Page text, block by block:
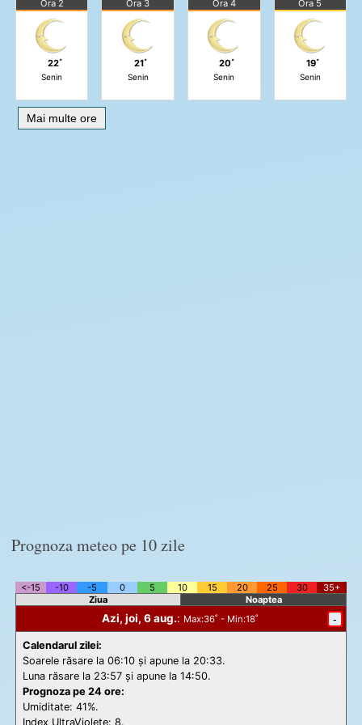
Ora 2
22˚
Senin
Ora 3
21˚
Senin
Ora 4
20˚
Senin
Ora 5
19˚
Senin
Mai multe ore
Prognoza meteo pe 10 zile
<-15 -10 -5 0 5 10 15 20 25 30
35+
Ziua
Noaptea
Azi, joi, 6 aug.: Max:36˚ - Min:18˚ -
Calendarul zilei:
Soarele răsare la 06:10 și apune la 20:33.
Luna răsare la 23:57 și apune la 14:50.
Prognoza pe 24 ore:
Umiditate: 41%.
Index UltraViolete: 8.